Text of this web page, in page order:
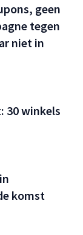
geen
tegen
niet in
30 winkels
komst